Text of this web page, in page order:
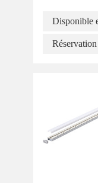
Disponible